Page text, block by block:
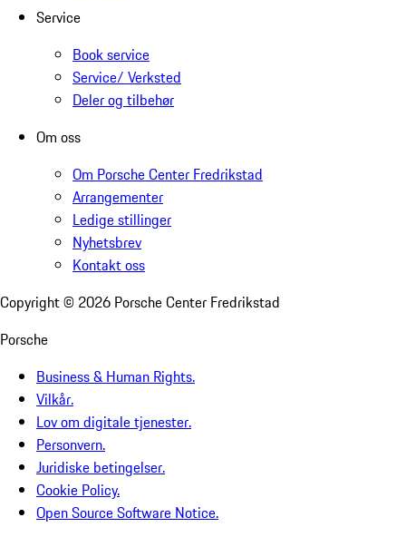
Service
Book service
Service/ Verksted
Deler og tilbehør
Om oss
Om Porsche Center Fredrikstad
Arrangementer
Ledige stillinger
Nyhetsbrev
Kontakt oss
Copyright © 2026 Porsche Center Fredrikstad
Porsche
Business & Human Rights.
Vilkår.
Lov om digitale tjenester.
Personvern.
Juridiske betingelser.
Cookie Policy.
Open Source Software Notice.